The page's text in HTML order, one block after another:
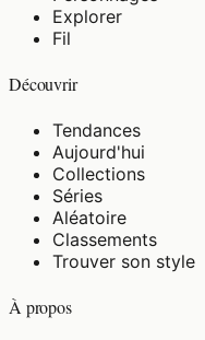
Explorer
Fil
Découvrir
Tendances
Aujourd'hui
Collections
Séries
Aléatoire
Classements
Trouver son style
À propos